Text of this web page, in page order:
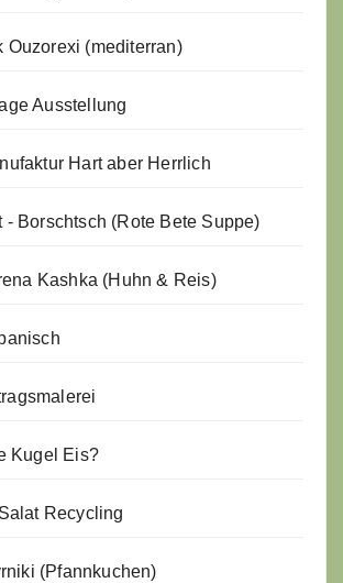
Ouzorexi (mediterran)
Ausstellung
Hart aber Herrlich
- Borschtsch (Rote Bete Suppe)
Kashka (Huhn & Reis)
Kugel Eis?
Recycling
(Pfannkuchen)